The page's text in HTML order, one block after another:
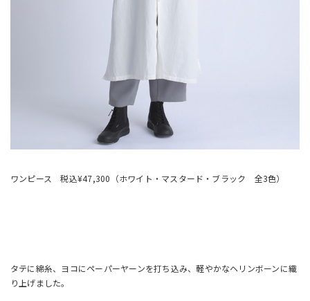
ワンピース 税込¥47,300（ホワイト・マスタード・ブラック 全3色）
タテに綿糸、ヨコにペーパーヤーンを打ち込み、軽やかなヘリンボーンに織
り上げました。